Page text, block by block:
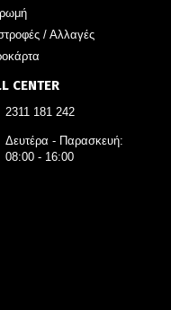
/ Αλλαγές
CENTER
2311 181 242
Δευτέρα - Παρασκευή:
08:00 - 16:00